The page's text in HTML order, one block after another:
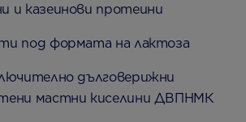
и казеинови протеини
под формата на лактоза
дълговерижни
мастни киселини ДВПНМК